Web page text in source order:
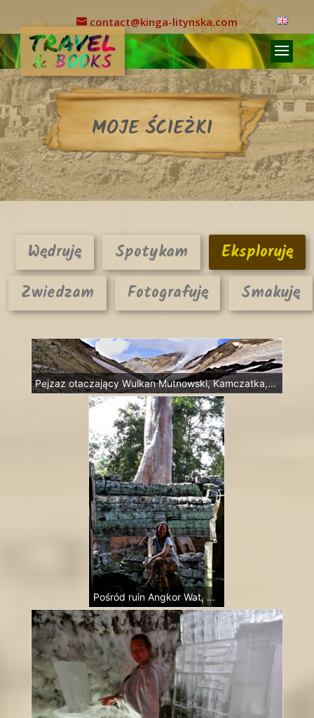
contact@kinga-litynska.com
MOJE ŚCIEŻKI
Wędruję Spotykam
Eksploruję
Zwiedzam
Fotografuję Smakuję
Pejzaz otaczający Wulkan Mutnowski, Kamczatka, Rosja
Pośród ruin Angkor Wat, Kambodża